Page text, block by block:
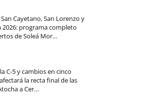
Cayetano, San Lorenzo y
2026: programa completo
de Soleá Mor…
C-5 y cambios en cinco
la recta final de las
a Cer…